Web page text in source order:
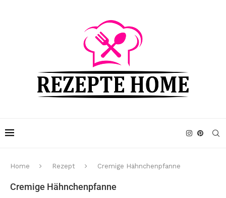
Home Rezept Cremige Hähnchenpfanne
Cremige Hähnchenpfanne